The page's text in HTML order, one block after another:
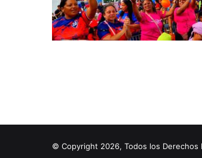
© Copyright 2026, Todos los